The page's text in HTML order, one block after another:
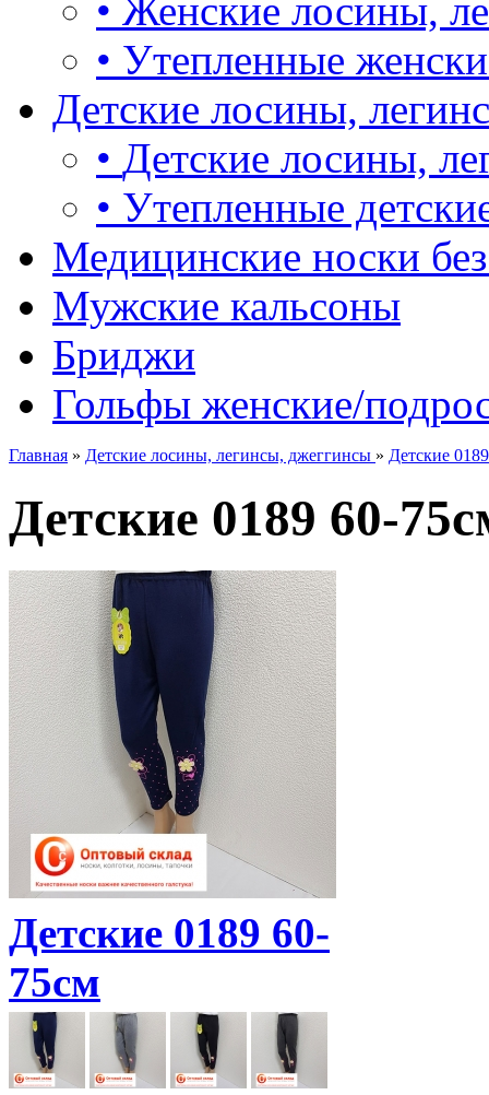
• Женские лосины,
• Утепленные
Детские лосины,
• Детские лосины,
• Утепленные
Медицинские носки
Мужские кальсоны
Бриджи
Гольфы женские/
Главная » Детские лосины, легинсы, джеггинсы » Детские
Детские 0189 60-
Детские 0189 60-
75см